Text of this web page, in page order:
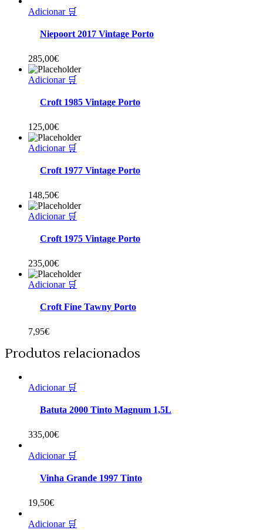
Adicionar 🛒
Niepoort 2017 Vintage Porto
285,00€
Adicionar 🛒
Croft 1985 Vintage Porto
125,00€
Adicionar 🛒
Croft 1977 Vintage Porto
148,50€
Adicionar 🛒
Croft 1975 Vintage Porto
235,00€
Adicionar 🛒
Croft Fine Tawny Porto
7,95€
Produtos relacionados
Adicionar 🛒
Batuta 2000 Tinto Magnum 1,5L
335,00€
Adicionar 🛒
Vinha Grande 1997 Tinto
19,50€
Adicionar 🛒